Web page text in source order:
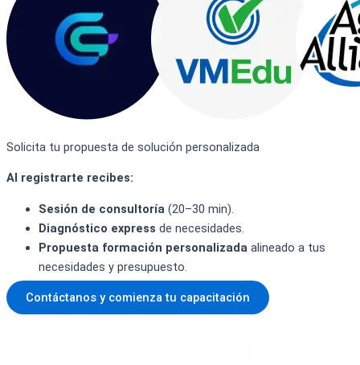
Solicita tu propuesta de solución personalizada
Al registrarte recibes:
Sesión de consultoría (20–30 min).
Diagnóstico express de necesidades.
Propuesta formación personalizada alineado a tus
necesidades y presupuesto.
Contáctanos y comienza tu capacitación